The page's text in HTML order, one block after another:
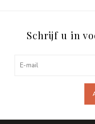
Schrijf u in